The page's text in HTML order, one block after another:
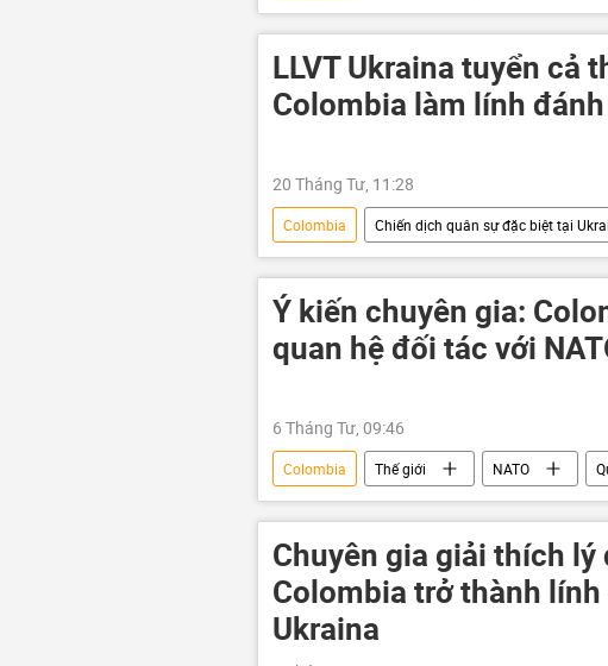
xung đột
xung đột quân sự Bộ
LLVT Ukraina tuyển cả
Colombia làm lính
20 Tháng Tư, 11:28
Colombia Chiến dịch quân sự đặc biệt tại
Quân sự
Ý kiến chuyên gia:
quan hệ đối tác với
6 Tháng Tư, 09:46
Colombia Thế giới NATO
Chuyên gia giải thích
Colombia trở thành
Ukraina